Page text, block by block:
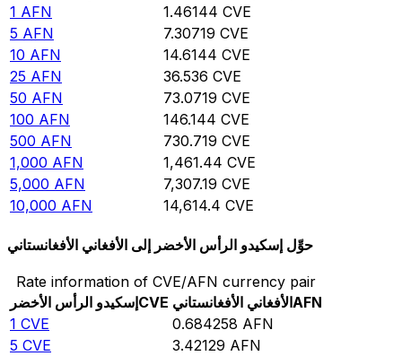
1 AFN 1.46144 CVE
5 AFN 7.30719 CVE
10 AFN 14.6144 CVE
25 AFN 36.536 CVE
50 AFN 73.0719 CVE
100 AFN 146.144 CVE
500 AFN 730.719 CVE
1,000 AFN 1,461.44 CVE
5,000 AFN 7,307.19 CVE
10,000 AFN 14,614.4 CVE
حوِّل إسكيدو الرأس الأخضر إلى الأفغاني الأفغانستاني
Rate information of CVE/AFN currency pair
إسكيدو الرأس الأخضرCVE الأفغاني الأفغانستانيAFN
1 CVE 0.684258 AFN
5 CVE 3.42129 AFN